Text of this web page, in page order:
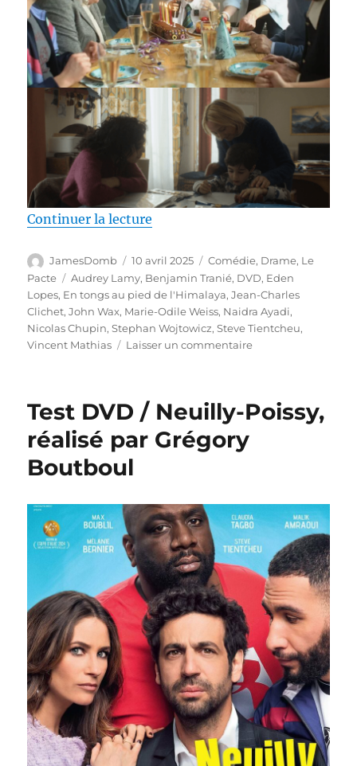
Continuer la lecture
Auteur
JamesDomb
Publié
le
10 avril 2025 Catégories
Comédie, Drame, Le
Pacte
Étiquettes
Audrey Lamy, Benjamin Tranié, DVD, Eden
Lopes, En tongs au pied de l'Himalaya,Jean-Charles
Clichet,John Wax, Marie-Odile Weiss, Naidra Ayadi,
Nicolas Chupin,Stephan Wojtowicz,Steve Tientcheu,
Vincent Mathias
Laisser un commentairesur
En
réalisé
par
John
Wax
Test DVD / Neuilly-Poissy,
réalisé par Grégory
Boutboul